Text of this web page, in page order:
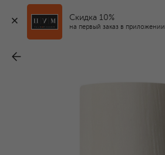
Скидка 10%
на первый заказ в приложении
FUEGUIA